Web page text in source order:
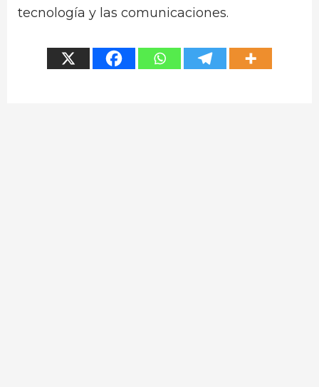
tecnología y las comunicaciones.